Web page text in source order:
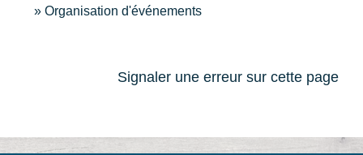
Organisation d'événements
Signaler une erreur sur cette page